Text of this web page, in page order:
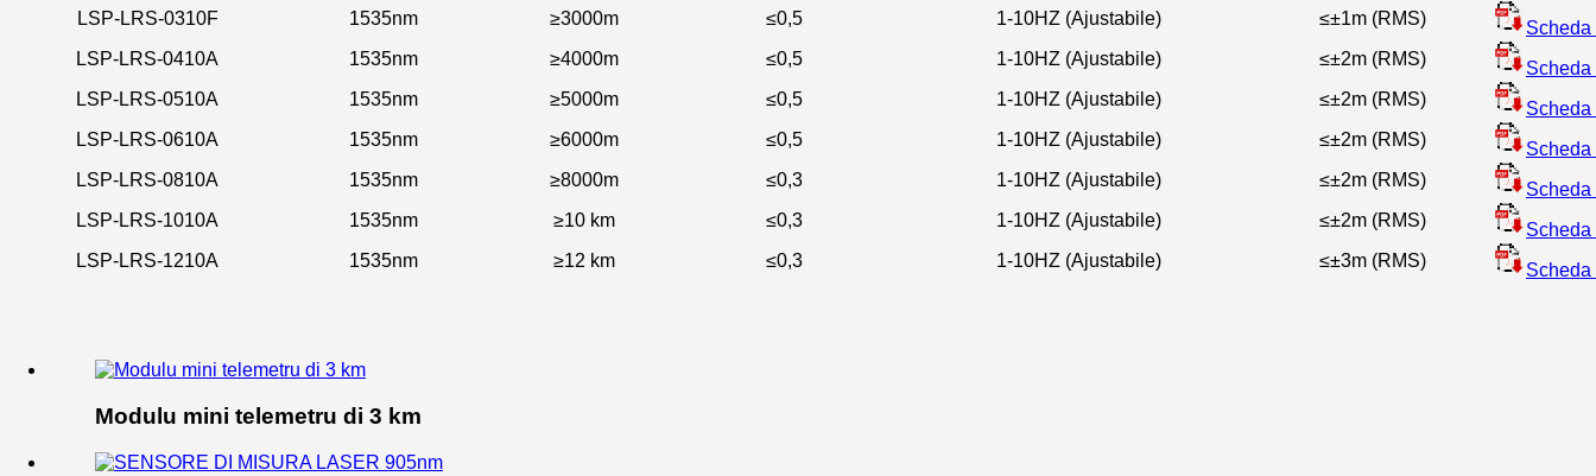
LSP-LRS-0310F 1535nm ≥3000m ≤0,5 1-10HZ (Ajustabile) ≤±1m (RMS)
Scheda
LSP-LRS-0410A
1535nm ≥4000m ≤0,5 1-10HZ (Ajustabile) ≤±2m (RMS)
Scheda
LSP-LRS-0510A
1535nm ≥5000m ≤0,5 1-10HZ (Ajustabile) ≤±2m (RMS)
Scheda
LSP-LRS-0610A
1535nm ≥6000m ≤0,5 1-10HZ (Ajustabile) ≤±2m (RMS)
Scheda
LSP-LRS-0810A
1535nm ≥8000m ≤0,3 1-10HZ (Ajustabile) ≤±2m (RMS)
Scheda
LSP-LRS-1010A
1535nm ≥10 km ≤0,3 1-10HZ (Ajustabile) ≤±2m (RMS)
Scheda
LSP-LRS-1210A
1535nm ≥12 km ≤0,3 1-10HZ (Ajustabile) ≤±3m (RMS) Scheda
Modulu mini telemetru di 3 km